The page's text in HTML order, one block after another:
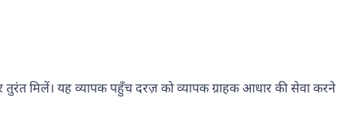
तुरंत मिलें। यह व्यापक पहुँच दरज़ को व्यापक ग्राहक आधार की सेवा करने